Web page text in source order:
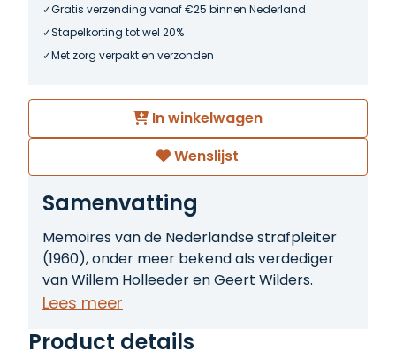
Gratis verzending vanaf €25 binnen Nederland
Stapelkorting tot wel 20%
Met zorg verpakt en verzonden
In winkelwagen
Wenslijst
Samenvatting
Memoires van de Nederlandse strafpleiter
(1960), onder meer bekend als verdediger
van Willem Holleeder en Geert Wilders.
Lees meer
Product details